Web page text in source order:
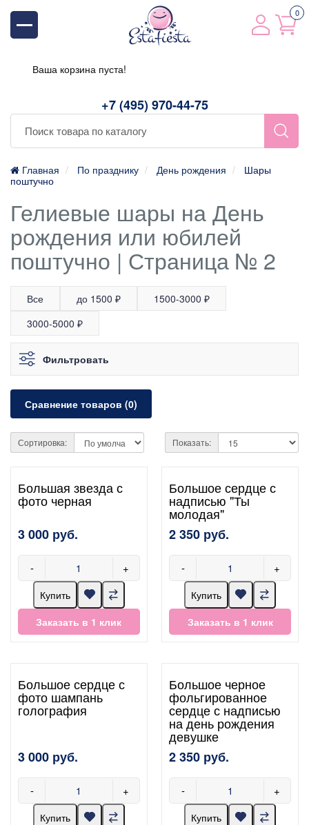
+7 (495) 970-44-75
0
Ваша корзина пуста!
Главная По празднику День рождения
Шары
поштучно
Гелиевые шары на День
рождения или юбилей
поштучно | Страница № 2
Все до 1500 ₽
1500-3000 ₽
3000-5000 ₽
Фильтровать
Сравнение товаров (0)
Сортировка: Показать:
Большая звезда с
фото черная
3 000 руб.
- +
Купить
Заказать в 1 клик
Большое сердце с
надписью "Ты
молодая"
2 350 руб.
- +
Купить
Заказать в 1 клик
Большое сердце с
фото шампань
голография
3 000 руб.
- +
Купить
Большое черное
фольгированное
сердце с надписью
на день рождения
девушке
2 350 руб.
- +
Купить